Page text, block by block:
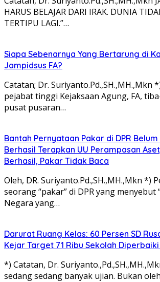
HARUS BELAJAR DARI IRAK. DUNIA
TERTIPU LAGI.”…
Siapa Sebenarnya Yang Bertarung di
Jampidsus FA?
Catatan; Dr. Suriyanto.Pd.,SH.,MH.,Mkn
pejabat tinggi Kejaksaan Agung, FA,
pusat pusaran…
Bantah Pernyataan Pakar di DPR
Berhasil Terapkan UU Perampasan
Berhasil, Pakar Tidak Baca
Oleh, DR. Suriyanto.Pd.,SH.,MH.,Mkn *)
seorang “pakar” di DPR yang menyebut
Negara yang…
Darurat Ruang Kelas: 60 Persen SD
Kejar Target 71 Ribu Sekolah
*) Catatan, Dr.
sedang sedang banyak ujian. Bukan